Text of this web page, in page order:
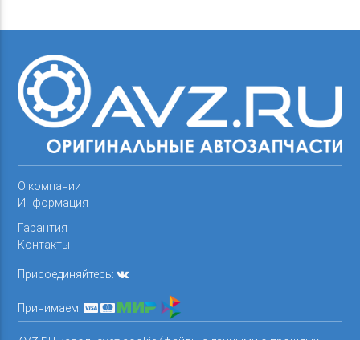
О компании
Информация
Гарантия
Контакты
Присоединяйтесь:
Принимаем: